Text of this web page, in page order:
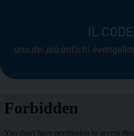
IL
uno dei più antichi